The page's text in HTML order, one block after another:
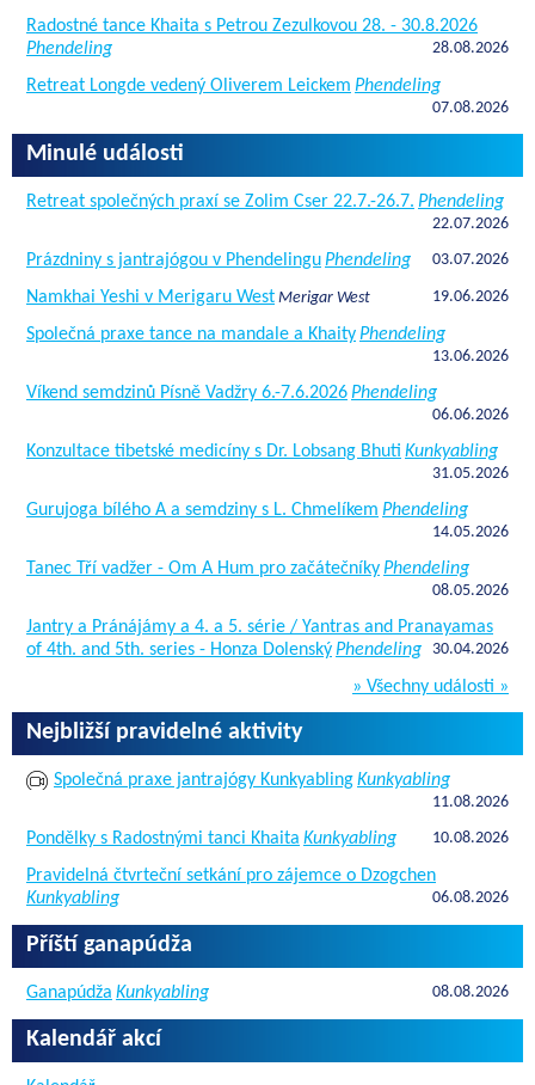
Radostné tance Khaita s Petrou Zezulkovou 28. - 30.8.2026
Phendeling
28.08.2026
Retreat Longde vedený Oliverem Leickem Phendeling
07.08.2026
Minulé události
Retreat společných praxí se Zolim Cser 22.7.-26.7. Phendeling
22.07.2026
Prázdniny s jantrajógou v PhendelinguPhendeling 03.07.2026
Namkhai Yeshi v Merigaru West Merigar West 19.06.2026
Společná praxe tance na mandale a KhaityPhendeling
13.06.2026
Víkend semdzinů Písně Vadžry 6.-7.6.2026Phendeling
06.06.2026
Konzultace tibetské medicíny s Dr. Lobsang Bhuti Kunkyabling
31.05.2026
Gurujoga bílého A a semdziny s L. Chmelíkem Phendeling
14.05.2026
Tanec Tří vadžer - Om A Hum pro začátečníkyPhendeling
08.05.2026
Jantry a Pránájámy a 4. a 5. série / Yantras and Pranayamas
of 4th. and 5th. series - Honza DolenskýPhendeling 30.04.2026
» Všechny události »
Nejbližší pravidelné aktivity
Společná praxe jantrajógy KunkyablingKunkyabling
11.08.2026
Pondělky s Radostnými tanci Khaita Kunkyabling 10.08.2026
Pravidelná čtvrteční setkání pro zájemce o Dzogchen
Kunkyabling
06.08.2026
Příští ganapúdža
Ganapúdža Kunkyabling 08.08.2026
Kalendář akcí